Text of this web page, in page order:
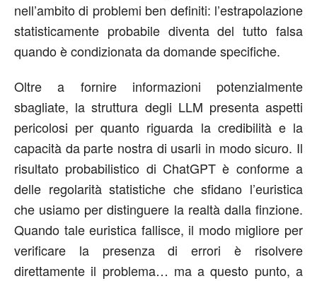
nell’ambito di problemi ben definiti: l’estrapolazione
statisticamente probabile diventa del tutto falsa
quando è condizionata da domande specifiche.
Oltre a fornire informazioni potenzialmente
sbagliate, la struttura degli LLM presenta aspetti
pericolosi per quanto riguarda la credibilità e la
capacità da parte nostra di usarli in modo sicuro. Il
risultato probabilistico di ChatGPT è conforme a
delle regolarità statistiche che sfidano l’euristica
che usiamo per distinguere la realtà dalla finzione.
Quando tale euristica fallisce, il modo migliore per
verificare la presenza di errori è risolvere
direttamente il problema… ma a questo punto, a